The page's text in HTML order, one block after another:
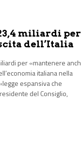
miliardi per
dell’Italia
per «mantenere
italiana nella
espansiva che
del Consiglio,